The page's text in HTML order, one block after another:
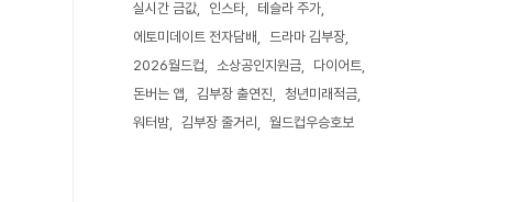
실시간 금값
인스타
테슬라 주가
에토미데이트 전자담배
드라마 김부장
2026월드컵
소상공인지원금
다이어트
돈버는 앱
김부장 출연진
청년미래적금
워터밤
김부장 줄거리 월드컵우승호보